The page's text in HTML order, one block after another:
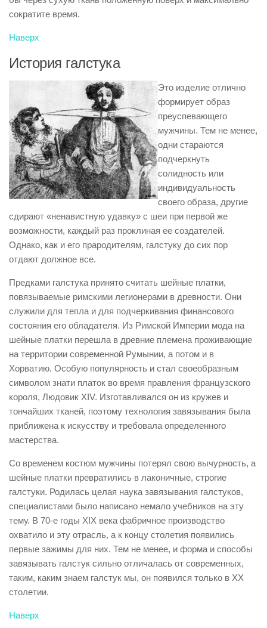
сократите время.
Наверх
История галстука
Это изделие отлично
формирует образ
преуспевающего
мужчины. Тем не менее,
одни стараются
подчеркнуть
солидность или
индивидуальность
своего образа, другие
сдирают «ненавистную удавку» с шеи при первой же
возможности, каждый раз проклиная ее создателей.
Однако, как и его прародителям, галстуку до сих пор
отдают должное все.
Предками галстука принято считать шейные платки,
повязываемые римскими легионерами в древности. Они
служили для тепла и для подчеркивания финансового
состояния его обладателя. Из Римской Империи мода на
шейные платки перешла в древние племена проживающие
на территории современной Румынии, а потом и в
Хорватию. Особую популярность и стал своеобразным
символом знати платок во время правления французского
короля, Людовик XIV. Изготавливался он из кружев и
тончайших тканей, поэтому технология завязывания была
приближена к искусству и требовала определенного
мастерства.
Со временем костюм мужчины потерял свою вычурность, а
шейные платки превратились в лаконичные, строгие
галстуки. Родилась целая наука завязывания галстуков,
специалистами было написано немало учебников на эту
тему. В 70-е годы XIX века фабричное производство
охватило и эту отрасль, а к концу столетия появились
первые зажимы для них. Тем не менее, и форма и способы
завязывать галстук сильно отличалась от современных,
таким, каким знаем галстук мы, он появился только в XX
столетии.
Наверх